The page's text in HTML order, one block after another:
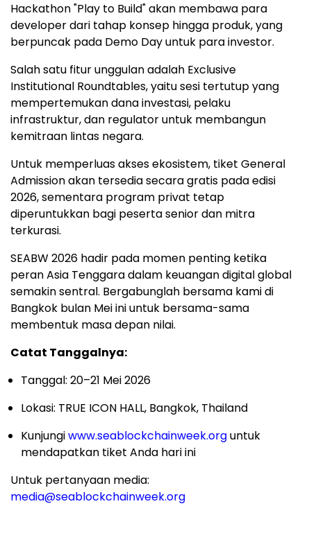
Hackathon "Play to Build" akan membawa para
developer dari tahap konsep hingga produk, yang
berpuncak pada Demo Day untuk para investor.
Salah satu fitur unggulan adalah Exclusive
Institutional Roundtables, yaitu sesi tertutup yang
mempertemukan dana investasi, pelaku
infrastruktur, dan regulator untuk membangun
kemitraan lintas negara.
Untuk memperluas akses ekosistem, tiket General
Admission akan tersedia secara gratis pada edisi
2026, sementara program privat tetap
diperuntukkan bagi peserta senior dan mitra
terkurasi.
SEABW 2026 hadir pada momen penting ketika
peran Asia Tenggara dalam keuangan digital global
semakin sentral. Bergabunglah bersama kami di
Bangkok bulan Mei ini untuk bersama-sama
membentuk masa depan nilai.
Catat Tanggalnya:
Tanggal: 20–21 Mei 2026
Lokasi: TRUE ICON HALL, Bangkok, Thailand
Kunjungiwww.seablockchainweek.orguntuk
mendapatkan tiket Anda hari ini
Untuk pertanyaan media:
media@seablockchainweek.org